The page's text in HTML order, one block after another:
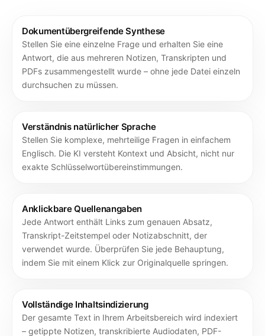
Dokumentübergreifende Synthese
Stellen Sie eine einzelne Frage und erhalten Sie eine
Antwort, die aus mehreren Notizen, Transkripten und
PDFs zusammengestellt wurde – ohne jede Datei einzeln
durchsuchen zu müssen.
Verständnis natürlicher Sprache
Stellen Sie komplexe, mehrteilige Fragen in einfachem
Englisch. Die KI versteht Kontext und Absicht, nicht nur
exakte Schlüsselwortübereinstimmungen.
Anklickbare Quellenangaben
Jede Antwort enthält Links zum genauen Absatz,
Transkript-Zeitstempel oder Notizabschnitt, der
verwendet wurde. Überprüfen Sie jede Behauptung,
indem Sie mit einem Klick zur Originalquelle springen.
Vollständige Inhaltsindizierung
Der gesamte Text in Ihrem Arbeitsbereich wird indexiert
– getippte Notizen, transkribierte Audiodaten, PDF-